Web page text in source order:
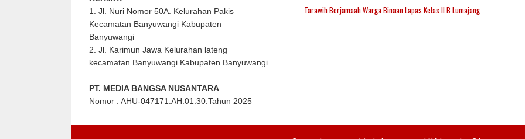
1. Jl. Nuri Nomor 50A. Kelurahan Pakis
Kecamatan Banyuwangi Kabupaten
Banyuwangi
2. Jl. Karimun Jawa Kelurahan lateng
kecamatan Banyuwangi Kabupaten Banyuwangi
PT. MEDIA BANGSA NUSANTARA
Nomor : AHU-047171.AH.01.30.Tahun 2025
Tarawih Berjamaah Warga Binaan Lapas Kelas II B Lumajang